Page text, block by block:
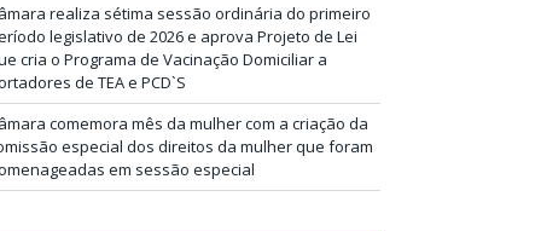
realiza sétima sessão ordinária do primeiro
legislativo de 2026 e aprova Projeto de Lei
cria o Programa de Vacinação Domiciliar a
de TEA e PCD`S
comemora mês da mulher com a criação da
especial dos direitos da mulher que foram
em sessão especial